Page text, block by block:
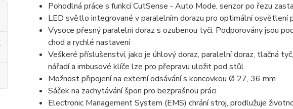
Pohodlná práce s funkcí CutSense - Auto Mode, senzor po řezu
LED světlo integrované v paralelním dorazu pro optimální osvětlení
Vysoce přesný paralelní doraz s ozubenou tyčí. Podporovány jsou
chod a rychlé nastavení
Veškeré příslušenství, jako je úhlový doraz, paralelní doraz, tlačná
nářadí a imbusové klíče lze pro přepravu uložit pod stůl
Možnost připojení na externí odsávání s koncovkou Ø 27, 36 mm
Sáček na zachytávání špon pro bezprašnou práci
Electronic Management System (EMS) chrání stroj, prodlužuje